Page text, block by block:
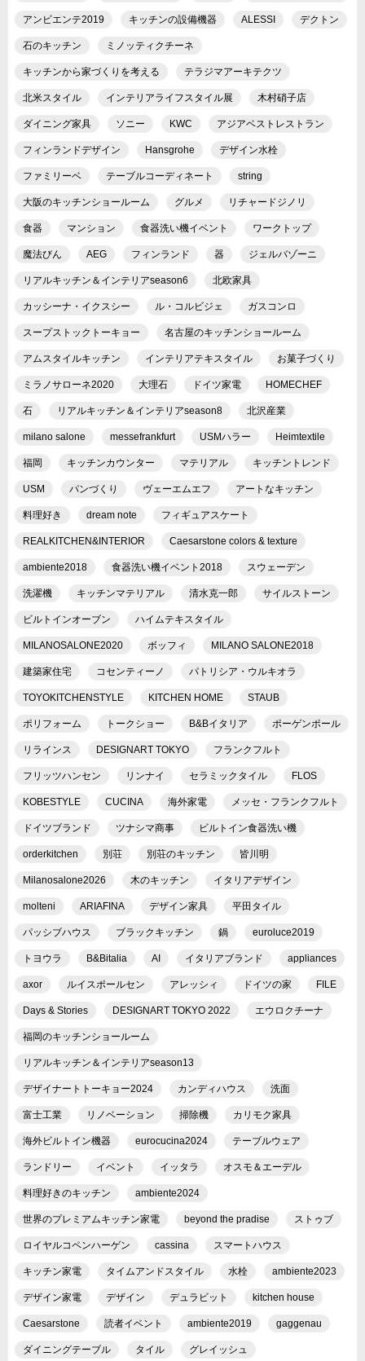
アンビエンテ2019 キッチンの設備機器 ALESSI デクトン
石のキッチン ミノッティクチーネ
キッチンから家づくりを考える テラジマアーキテクツ
北米スタイル インテリアライフスタイル展 木村硝子店
ダイニング家具 ソニー KWC アジアベストレストラン
フィンランドデザイン Hansgrohe デザイン水栓
ファミリーベ テーブルコーディネート string
大阪のキッチンショールーム グルメ リチャードジノリ
食器 マンション 食器洗い機イベント ワークトップ
魔法びん AEG フィンランド 器 ジェルバゾーニ
リアルキッチン＆インテリアseason6 北欧家具
カッシーナ・イクスシー ル・コルビジェ ガスコンロ
スープストックトーキョー 名古屋のキッチンショールーム
アムスタイルキッチン インテリアテキスタイル お菓子づくり
ミラノサローネ2020 大理石 ドイツ家電 HOMECHEF
石 リアルキッチン＆インテリアseason8 北沢産業
milano salone messefrankfurt USMハラー Heimtextile
福岡 キッチンカウンター マテリアル キッチントレンド
USM パンづくり ヴェーエムエフ アートなキッチン
料理好き dream note フィギュアスケート
REALKITCHEN&INTERIOR Caesarstone colors & texture
ambiente2018 食器洗い機イベント2018 スウェーデン
洗濯機 キッチンマテリアル 清水克一郎 サイルストーン
ビルトインオーブン ハイムテキスタイル
MILANOSALONE2020 ボッフィ MILANO SALONE2018
建築家住宅 コセンティーノ パトリシア・ウルキオラ
TOYOKITCHENSTYLE KITCHEN HOME STAUB
ポリフォーム トークショー B&Bイタリア ポーゲンポール
リラインス DESIGNART TOKYO フランクフルト
フリッツハンセン リンナイ セラミックタイル FLOS
KOBESTYLE CUCINA 海外家電 メッセ・フランクフルト
ドイツブランド ツナシマ商事 ビルトイン食器洗い機
orderkitchen 別荘 別荘のキッチン 皆川明
Milanosalone2026 木のキッチン イタリアデザイン
molteni ARIAFINA デザイン家具 平田タイル
パッシブハウス ブラックキッチン 鍋 euroluce2019
トヨウラ B&Bitalia AI イタリアブランド appliances
axor ルイスポールセン アレッシィ ドイツの家 FILE
Days & Stories DESIGNART TOKYO 2022 エウロクチーナ
福岡のキッチンショールーム
リアルキッチン＆インテリアseason13
デザイナートトーキョー2024 カンディハウス 洗面
富士工業 リノベーション 掃除機 カリモク家具
海外ビルトイン機器 eurocucina2024 テーブルウェア
ランドリー イベント イッタラ オスモ＆エーデル
料理好きのキッチン ambiente2024
世界のプレミアムキッチン家電 beyond the pradise ストゥブ
ロイヤルコペンハーゲン cassina スマートハウス
キッチン家電 タイムアンドスタイル 水栓 ambiente2023
デザイン家電 デザイン デュラビット kitchen house
Caesarstone 読者イベント ambiente2019 gaggenau
ダイニングテーブル タイル グレイッシュ